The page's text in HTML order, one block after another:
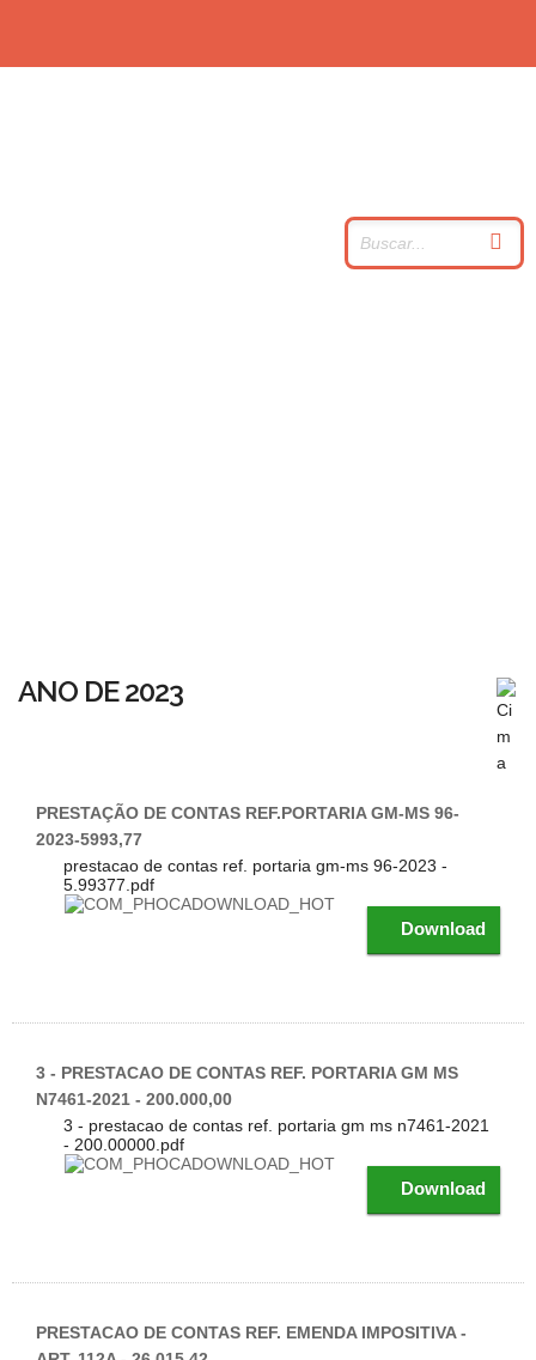
ANO DE 2023
PRESTAÇÃO DE CONTAS REF.PORTARIA GM-MS 96-
2023-5993,77
prestacao de contas ref. portaria gm-ms 96-2023 -
5.99377.pdf
Download
3 - PRESTACAO DE CONTAS REF. PORTARIA GM MS
N7461-2021 - 200.000,00
3 - prestacao de contas ref. portaria gm ms n7461-2021
- 200.00000.pdf
Download
PRESTACAO DE CONTAS REF. EMENDA IMPOSITIVA -